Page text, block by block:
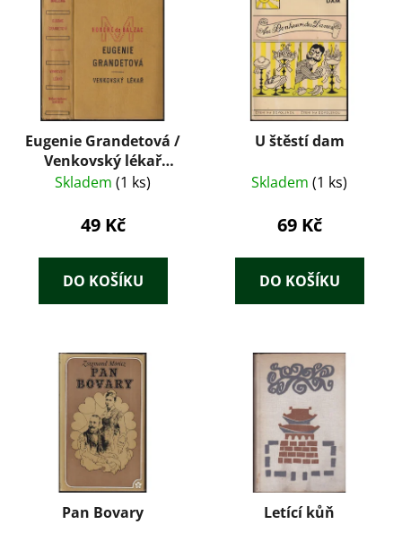
Eugenie Grandetová /
Venkovský lékař
(1929) – Honoré de
František Tichý
Skladem (1 ks)
49 Kč
DO KOŠÍKU
U štěstí dam
Skladem (1 ks)
69 Kč
DO KOŠÍKU
Pan Bovary Letící kůň